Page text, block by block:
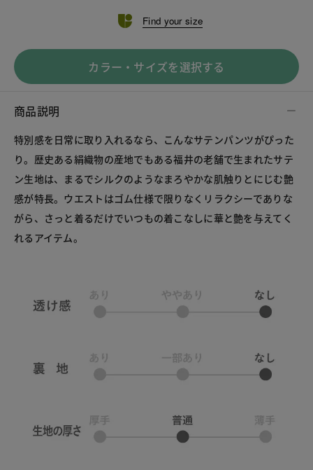
Find your size
カラー・サイズを選択する
商品説明
特別感を日常に取り入れるなら、こんなサテンパンツがぴった
り。歴史ある絹織物の産地でもある福井の老舗で生まれたサテ
ン生地は、まるでシルクのようなまろやかな肌触りとにじむ艶
感が特長。ウエストはゴム仕様で限りなくリラクシーでありな
がら、さっと着るだけでいつもの着こなしに華と艶を与えてく
れるアイテム。